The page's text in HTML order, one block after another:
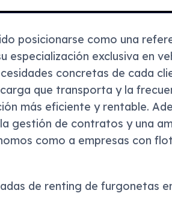
posicionarse como una
especialización exclusiva en
concretas de cada
que transporta y la
más eficiente y rentable.
gestión de contratos y una
como a empresas con